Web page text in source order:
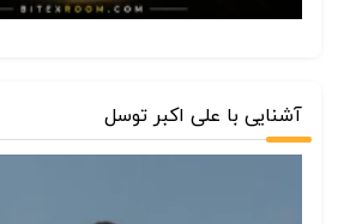
آشنایی با علی اکبر توسل